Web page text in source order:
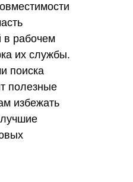
в рабочем
их службы.
поиска
полезные
избежать